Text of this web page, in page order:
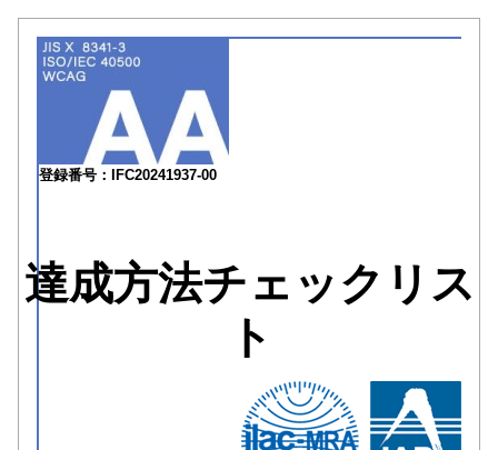
登録番号：IFC20241937-00
達成方法チェックリス
ト